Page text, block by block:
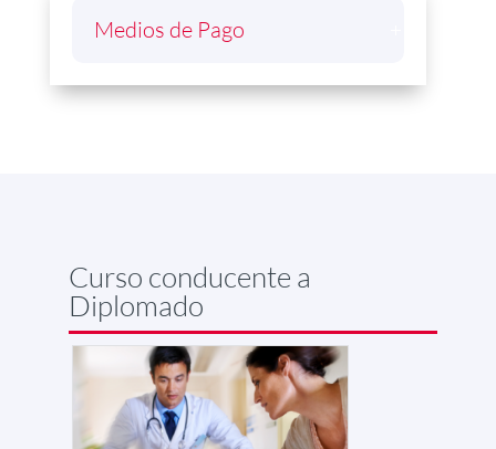
Medios de Pago
Curso conducente a
Diplomado